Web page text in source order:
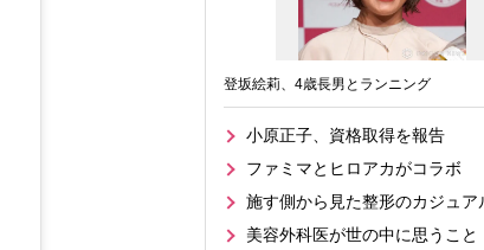
登坂絵莉、4歳長男とランニング
小原正子、資格取得を報告
ファミマとヒロアカがコラボ
施す側から見た整形のカジュア
美容外科医が世の中に思うこと